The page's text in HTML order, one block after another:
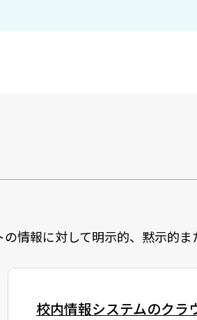
情報に対して明示的、黙示的ま
校内情報システムのクラ